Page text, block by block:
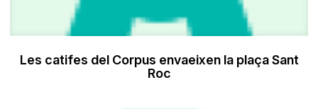
Les catifes del Corpus envaeixen la plaça Sant
Roc